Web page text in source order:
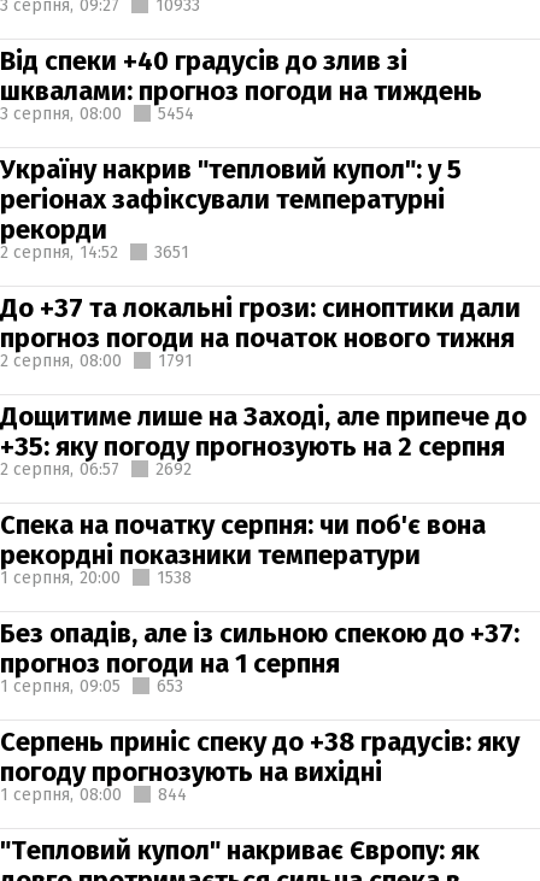
3 серпня, 09:27 10933
Від спеки +40 градусів до злив зі
шквалами: прогноз погоди на тиждень
3 серпня, 08:00 5454
Україну накрив "тепловий купол": у 5
регіонах зафіксували температурні
рекорди
2 серпня, 14:52 3651
До +37 та локальні грози: синоптики дали
прогноз погоди на початок нового тижня
2 серпня, 08:00 1791
Дощитиме лише на Заході, але припече до
+35: яку погоду прогнозують на 2 серпня
2 серпня, 06:57 2692
Спека на початку серпня: чи поб'є вона
рекордні показники температури
1 серпня, 20:00 1538
Без опадів, але із сильною спекою до +37:
прогноз погоди на 1 серпня
1 серпня, 09:05 653
Серпень приніс спеку до +38 градусів: яку
погоду прогнозують на вихідні
1 серпня, 08:00 844
"Тепловий купол" накриває Європу: як